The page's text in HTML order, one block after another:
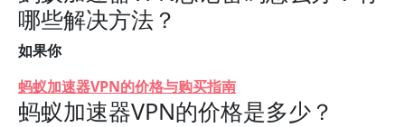
哪些解决方法？
如果你
蚂蚁加速器VPN的价格与购买指南
蚂蚁加速器VPN的价格是多少？